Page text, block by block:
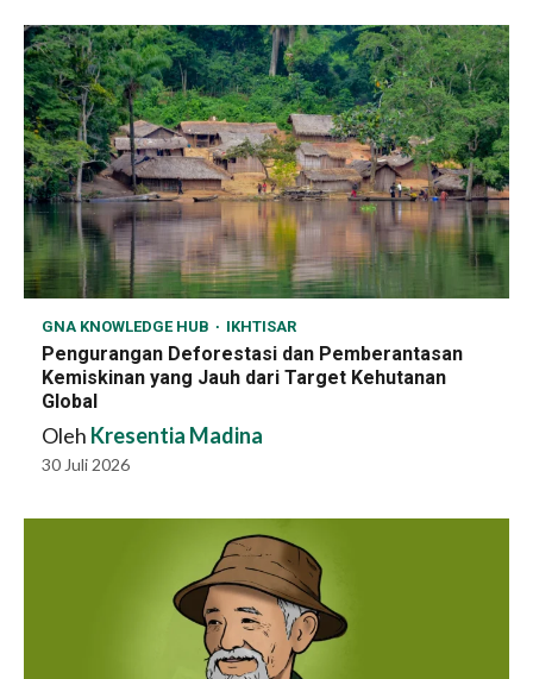
GNA KNOWLEDGE HUB IKHTISAR
Pengurangan Deforestasi dan Pemberantasan
Kemiskinan yang Jauh dari Target Kehutanan
Global
Oleh Kresentia Madina
30 Juli 2026